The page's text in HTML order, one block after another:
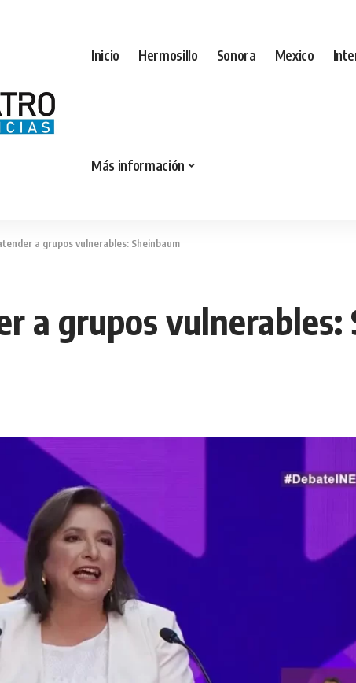
Inicio Hermosillo Sonora Mexico
Más información
a grupos vulnerables: Sheinbaum
a grupos vulnerables: